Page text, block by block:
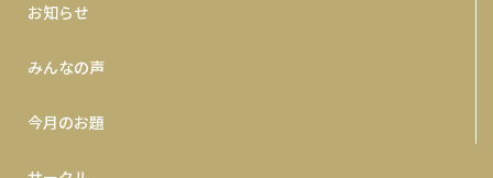
お知らせ
みんなの声
今月のお題